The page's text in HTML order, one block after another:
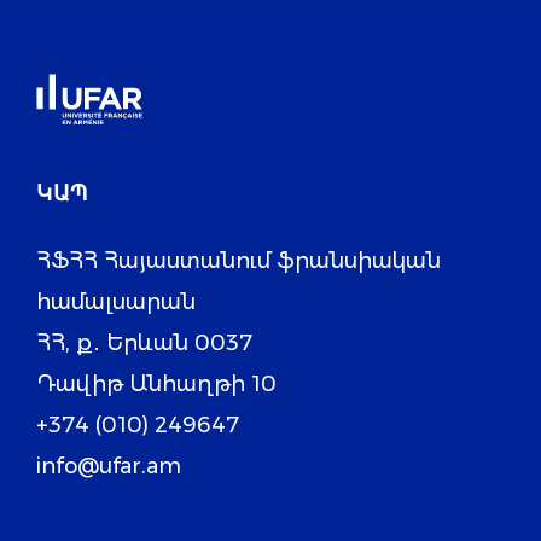
ԿԱՊ
ՀՖՀՀ Հայաստանում ֆրանսիական
համալսարան
ՀՀ, ք․ Երևան 0037
Դավիթ Անհաղթի 10
+374 (010) 249647
info@ufar.am